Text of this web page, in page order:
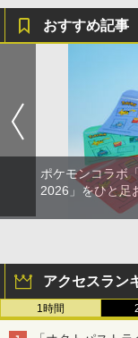
おすすめ記事
ポケモンコラボ
2026」をひと足
アクセスラン
1時間